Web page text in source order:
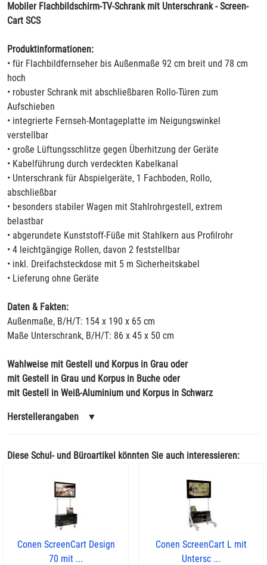
Mobiler Flachbildschirm-TV-Schrank mit Unterschrank - Screen-
Cart SCS
Produktinformationen:
• für Flachbildfernseher bis Außenmaße 92 cm breit und 78 cm
hoch
• robuster Schrank mit abschließbaren Rollo-Türen zum
Aufschieben
• integrierte Fernseh-Montageplatte im Neigungswinkel
verstellbar
• große Lüftungsschlitze gegen Überhitzung der Geräte
• Kabelführung durch verdeckten Kabelkanal
• Unterschrank für Abspielgeräte, 1 Fachboden, Rollo,
abschließbar
• besonders stabiler Wagen mit Stahlrohrgestell, extrem
belastbar
• abgerundete Kunststoff-Füße mit Stahlkern aus Profilrohr
• 4 leichtgängige Rollen, davon 2 feststellbar
• inkl. Dreifachsteckdose mit 5 m Sicherheitskabel
• Lieferung ohne Geräte
Daten & Fakten:
Außenmaße, B/H/T: 154 x 190 x 65 cm
Maße Unterschrank, B/H/T: 86 x 45 x 50 cm
Wahlweise mit Gestell und Korpus in Grau oder
mit Gestell in Grau und Korpus in Buche oder
mit Gestell in Weiß-Aluminium und Korpus in Schwarz
Herstellerangaben ▼
Diese Schul- und Büroartikel könnten Sie auch interessieren:
Conen ScreenCart Design
70 mit ...
Conen ScreenCart L mit
Untersc ...